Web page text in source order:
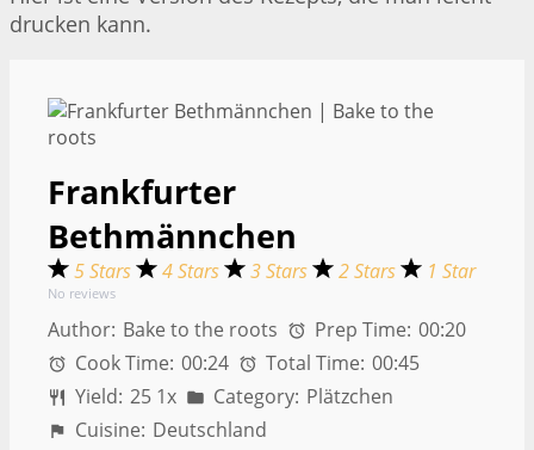
drucken kann.
Frankfurter
Bethmännchen
5 Stars 4 Stars 3 Stars 2 Stars 1 Star
No reviews
Author: Bake to the roots Prep Time: 00:20
Cook Time: 00:24 Total Time: 00:45
Yield: 25 1x Category: Plätzchen
Cuisine: Deutschland